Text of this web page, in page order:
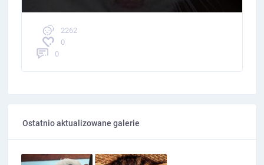
2262
0
0
Ostatnio aktualizowane galerie